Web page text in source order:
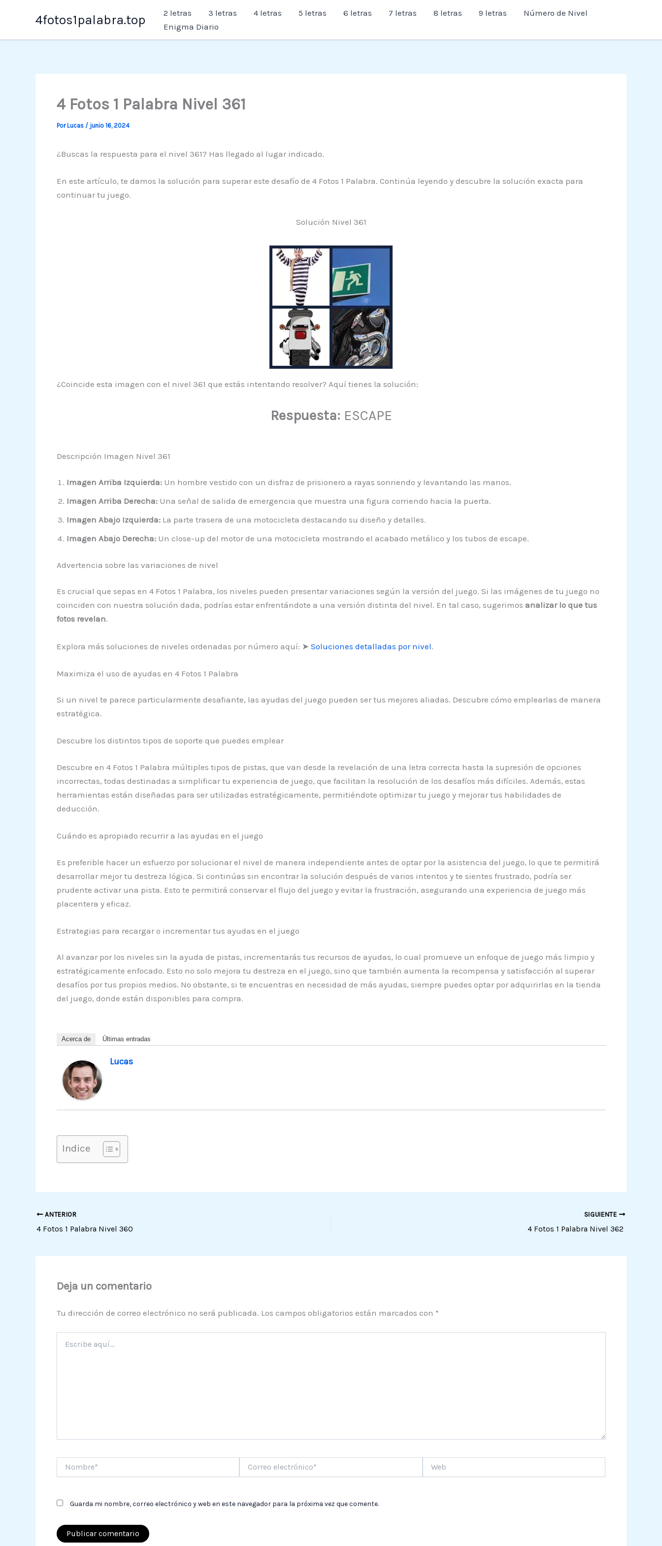
4fotos1palabra.top 2 letras 3 letras 4 letras 5 letras 6 letras 7 letras 8 letras 9 letras
Número de Nivel
Enigma Diario
4 Fotos 1 Palabra Nivel 361
PorLucas / junio 16, 2024
¿Buscas la respuesta para el nivel 361? Has llegado al lugar indicado.
En este artículo, te damos la solución para superar este desafío de 4 Fotos 1 Palabra. Continúa leyendo y descubre la solución exacta para
continuar tu juego.
Solución Nivel 361
¿Coincide esta imagen con el nivel 361 que estás intentando resolver? Aquí tienes la solución:
Respuesta: ESCAPE
Descripción Imagen Nivel 361
Imagen Arriba Izquierda:Un hombre vestido con un disfraz de prisionero a rayas sonriendo y levantando las manos.
Imagen Arriba Derecha:Una señal de salida de emergencia que muestra una figura corriendo hacia la puerta.
Imagen Abajo Izquierda:La parte trasera de una motocicleta destacando su diseño y detalles.
Imagen Abajo Derecha:Un close-up del motor de una motocicleta mostrando el acabado metálico y los tubos de escape.
Advertencia sobre las variaciones de nivel
Es crucial que sepas en 4 Fotos 1 Palabra, los niveles pueden presentar variaciones según la versión del juego. Si las imágenes de tu juego no
coinciden con nuestra solución dada, podrías estar enfrentándote a una versión distinta del nivel. En tal caso, sugerimos analizar lo que tus
fotos revelan.
Explora más soluciones de niveles ordenadas por número aquí: ➤ Soluciones detalladas por nivel.
Maximiza el uso de ayudas en 4 Fotos 1 Palabra
Si un nivel te parece particularmente desafiante, las ayudas del juego pueden ser tus mejores aliadas. Descubre cómo emplearlas de manera
estratégica.
Descubre los distintos tipos de soporte que puedes emplear
Descubre en 4 Fotos 1 Palabra múltiples tipos de pistas, que van desde la revelación de una letra correcta hasta la supresión de opciones
incorrectas, todas destinadas a simplificar tu experiencia de juego, que facilitan la resolución de los desafíos más difíciles. Además, estas
herramientas están diseñadas para ser utilizadas estratégicamente, permitiéndote optimizar tu juego y mejorar tus habilidades de
deducción.
Cuándo es apropiado recurrir a las ayudas en el juego
Es preferible hacer un esfuerzo por solucionar el nivel de manera independiente antes de optar por la asistencia del juego, lo que te permitirá
desarrollar mejor tu destreza lógica. Si continúas sin encontrar la solución después de varios intentos y te sientes frustrado, podría ser
prudente activar una pista. Esto te permitirá conservar el flujo del juego y evitar la frustración, asegurando una experiencia de juego más
placentera y eficaz.
Estrategias para recargar o incrementar tus ayudas en el juego
Al avanzar por los niveles sin la ayuda de pistas, incrementarás tus recursos de ayudas, lo cual promueve un enfoque de juego más limpio y
estratégicamente enfocado. Esto no solo mejora tu destreza en el juego, sino que también aumenta la recompensa y satisfacción al superar
desafíos por tus propios medios. No obstante, si te encuentras en necesidad de más ayudas, siempre puedes optar por adquirirlas en la tienda
del juego, donde están disponibles para compra.
Acerca de Últimas entradas
Lucas
Indice
ANTERIOR
4 Fotos 1 Palabra Nivel 360
SIGUIENTE
4 Fotos 1 Palabra Nivel 362
Deja un comentario
Tu dirección de correo electrónico no será publicada. Los campos obligatorios están marcados con *
aquí...
electrónico*
Guarda mi nombre, correo electrónico y web en este navegador para la próxima vez que comente.